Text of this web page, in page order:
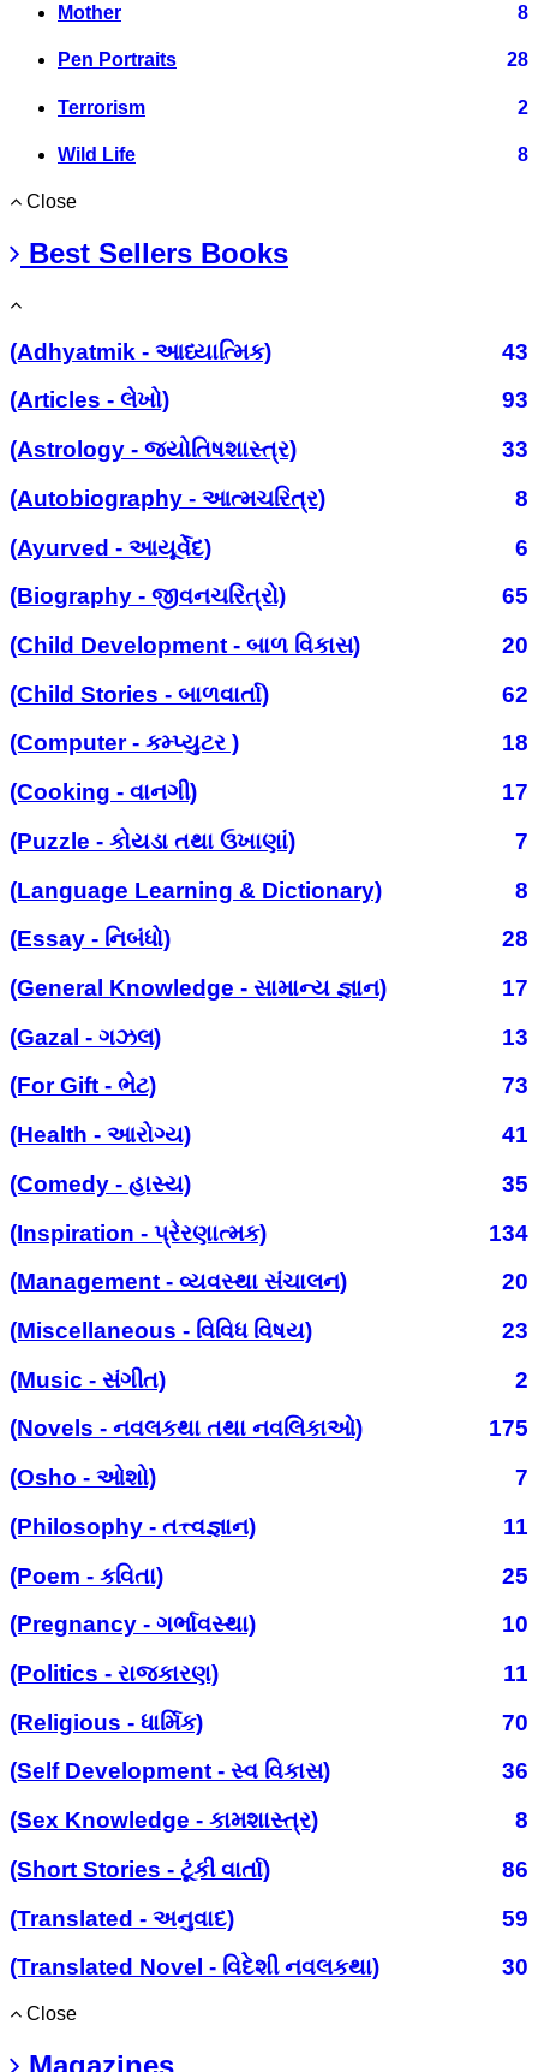
Mother 8
Pen Portraits 28
Terrorism 2
Wild Life 8
Close
Best Sellers Books
(Adhyatmik - આધ્યાત્મિક)
43
(Articles - લેખો)
93
(Astrology - જ્યોતિષશાસ્ત્ર)
33
(Autobiography - આત્મચરિત્ર)
8
(Ayurved - આયૂર્વેદ)
6
(Biography - જીવનચરિત્રો)
65
(Child Development - બાળ વિકાસ)
20
(Child Stories - બાળવાર્તા)
62
(Computer - કમ્પ્યુટર )
18
(Cooking - વાનગી)
17
(Puzzle - કોયડા તથા ઉખાણાં)
7
(Language Learning & Dictionary)
8
(Essay - નિબંધો)
28
(General Knowledge - સામાન્ય જ્ઞાન)
17
(Gazal - ગઝલ)
13
(For Gift - ભેટ)
73
(Health - આરોગ્ય)
41
(Comedy - હાસ્ય)
35
(Inspiration - પ્રેરણાત્મક)
134
(Management - વ્યવસ્થા સંચાલન)
20
(Miscellaneous - વિવિધ વિષય)
23
(Music - સંગીત)
2
(Novels - નવલકથા તથા નવલિકાઓ)
175
(Osho - ઓશો)
7
(Philosophy - તત્ત્વજ્ઞાન)
11
(Poem - કવિતા)
25
(Pregnancy - ગર્ભાવસ્થા)
10
(Politics - રાજકારણ)
11
(Religious - ધાર્મિક)
70
(Self Development - સ્વ વિકાસ)
36
(Sex Knowledge - કામશાસ્ત્ર)
8
(Short Stories - ટૂંકી વાર્તા)
86
(Translated - અનુવાદ)
59
(Translated Novel - વિદેશી નવલકથા)
30
Close
Magazines